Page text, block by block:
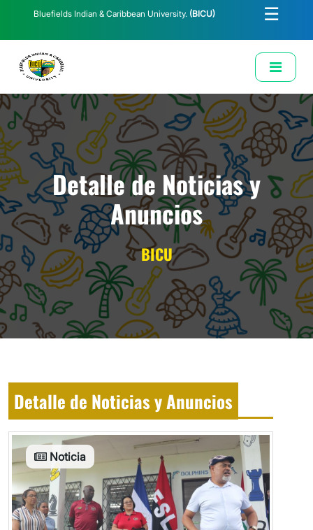
Bluefields Indian & Caribbean University. (BICU) ☰
Solicitud de Correo Institucional
Detalle de Noticias y
Anuncios
BICU
Detalle de Noticias y Anuncios
Noticia